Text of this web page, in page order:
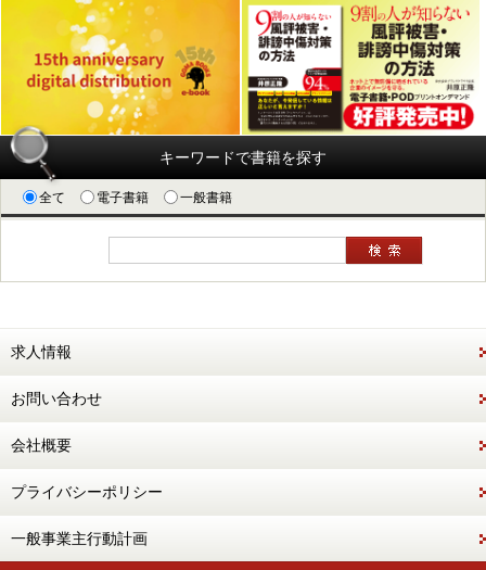
キーワードで書籍を探す
全て 電子書籍 一般書籍
求人情報
お問い合わせ
会社概要
プライバシーポリシー
一般事業主行動計画